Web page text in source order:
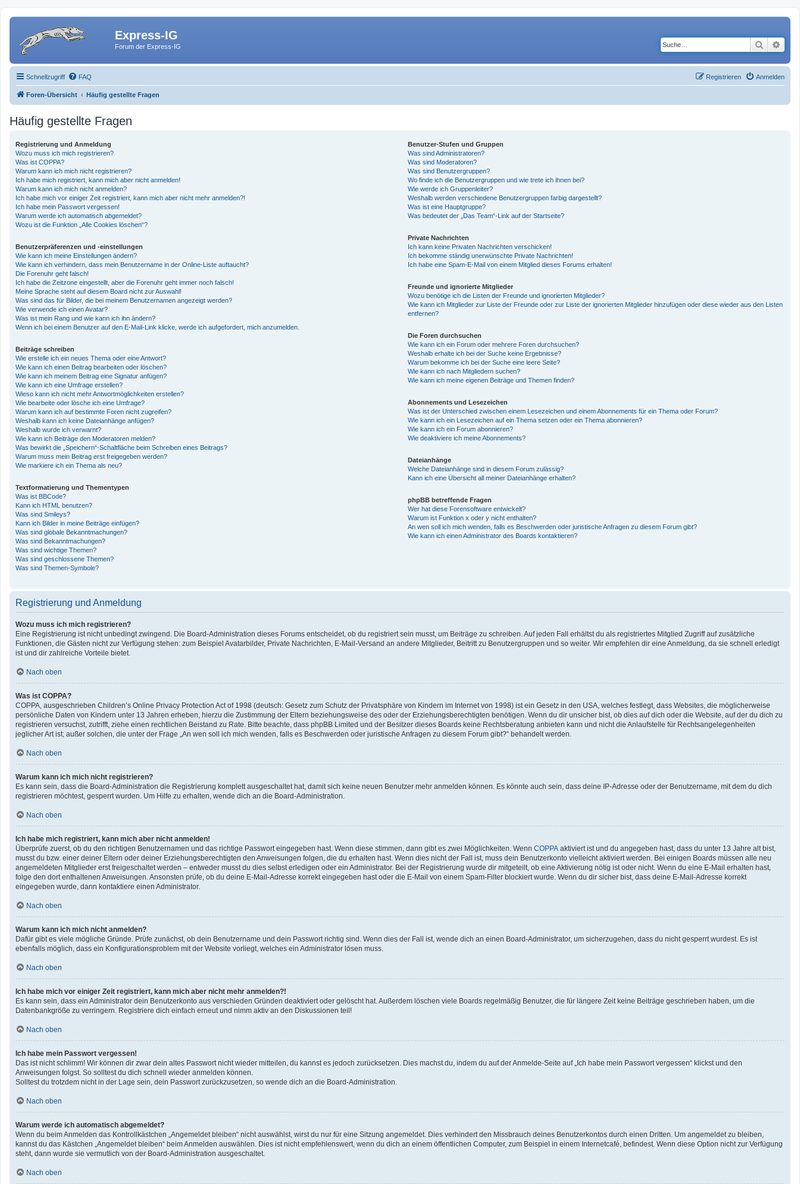
Express-IG
Forum der Express-IG Suche
Schnellzugriff FAQ Anmelden
Registrieren
Foren-Übersicht Häufig gestellte Fragen
Häufig gestellte Fragen
Registrierung und Anmeldung
Wozu muss ich mich registrieren?
Was ist COPPA?
Warum kann ich mich nicht registrieren?
Ich habe mich registriert, kann mich aber nicht anmelden!
Warum kann ich mich nicht anmelden?
Ich habe mich vor einiger Zeit registriert, kann mich aber nicht mehr anmelden?!
Ich habe mein Passwort vergessen!
Warum werde ich automatisch abgemeldet?
Wozu ist die Funktion „Alle Cookies löschen“?
Benutzerpräferenzen und -einstellungen
Wie kann ich meine Einstellungen ändern?
Wie kann ich verhindern, dass mein Benutzername in der Online-Liste auftaucht?
Die Forenuhr geht falsch!
Ich habe die Zeitzone eingestellt, aber die Forenuhr geht immer noch falsch!
Meine Sprache steht auf diesem Board nicht zur Auswahl!
Was sind das für Bilder, die bei meinem Benutzernamen angezeigt werden?
Wie verwende ich einen Avatar?
Was ist mein Rang und wie kann ich ihn ändern?
Wenn ich bei einem Benutzer auf den E-Mail-Link klicke, werde ich aufgefordert, mich anzumelden.
Beiträge schreiben
Wie erstelle ich ein neues Thema oder eine Antwort?
Wie kann ich einen Beitrag bearbeiten oder löschen?
Wie kann ich meinem Beitrag eine Signatur anfügen?
Wie kann ich eine Umfrage erstellen?
Wieso kann ich nicht mehr Antwortmöglichkeiten erstellen?
Wie bearbeite oder lösche ich eine Umfrage?
Warum kann ich auf bestimmte Foren nicht zugreifen?
Weshalb kann ich keine Dateianhänge anfügen?
Weshalb wurde ich verwarnt?
Wie kann ich Beiträge den Moderatoren melden?
Was bewirkt die „Speichern“-Schaltfläche beim Schreiben eines Beitrags?
Warum muss mein Beitrag erst freigegeben werden?
Wie markiere ich ein Thema als neu?
Textformatierung und Thementypen
Was ist BBCode?
Kann ich HTML benutzen?
Was sind Smileys?
Kann ich Bilder in meine Beiträge einfügen?
Was sind globale Bekanntmachungen?
Was sind Bekanntmachungen?
Was sind wichtige Themen?
Was sind geschlossene Themen?
Was sind Themen-Symbole?
Benutzer-Stufen und Gruppen
Was sind Administratoren?
Was sind Moderatoren?
Was sind Benutzergruppen?
Wo finde ich die Benutzergruppen und wie trete ich ihnen bei?
Wie werde ich Gruppenleiter?
Weshalb werden verschiedene Benutzergruppen farbig dargestellt?
Was ist eine Hauptgruppe?
Was bedeutet der „Das Team“-Link auf der Startseite?
Private Nachrichten
Ich kann keine Privaten Nachrichten verschicken!
Ich bekomme ständig unerwünschte Private Nachrichten!
Ich habe eine Spam-E-Mail von einem Mitglied dieses Forums erhalten!
Freunde und ignorierte Mitglieder
Wozu benötige ich die Listen der Freunde und ignorierten Mitglieder?
Wie kann ich Mitglieder zur Liste der Freunde oder zur Liste der ignorierten Mitglieder hinzufügen oder diese wieder aus den Listen
entfernen?
Die Foren durchsuchen
Wie kann ich ein Forum oder mehrere Foren durchsuchen?
Weshalb erhalte ich bei der Suche keine Ergebnisse?
Warum bekomme ich bei der Suche eine leere Seite?
Wie kann ich nach Mitgliedern suchen?
Wie kann ich meine eigenen Beiträge und Themen finden?
Abonnements und Lesezeichen
Was ist der Unterschied zwischen einem Lesezeichen und einem Abonnements für ein Thema oder Forum?
Wie kann ich ein Lesezeichen auf ein Thema setzen oder ein Thema abonnieren?
Wie kann ich ein Forum abonnieren?
Wie deaktiviere ich meine Abonnements?
Dateianhänge
Welche Dateianhänge sind in diesem Forum zulässig?
Kann ich eine Übersicht all meiner Dateianhänge erhalten?
phpBB betreffende Fragen
Wer hat diese Forensoftware entwickelt?
Warum ist Funktion x oder y nicht enthalten?
An wen soll ich mich wenden, falls es Beschwerden oder juristische Anfragen zu diesem Forum gibt?
Wie kann ich einen Administrator des Boards kontaktieren?
Registrierung und Anmeldung
Wozu muss ich mich registrieren?
Eine Registrierung ist nicht unbedingt zwingend. Die Board-Administration dieses Forums entscheidet, ob du registriert sein musst, um Beiträge zu schreiben. Auf jeden Fall erhältst du als registriertes Mitglied Zugriff auf zusätzliche
Funktionen, die Gästen nicht zur Verfügung stehen: zum Beispiel Avatarbilder, Private Nachrichten, E-Mail-Versand an andere Mitglieder, Beitritt zu Benutzergruppen und so weiter. Wir empfehlen dir eine Anmeldung, da sie schnell erledigt
ist und dir zahlreiche Vorteile bietet.
Nach oben
Was ist COPPA?
COPPA, ausgeschrieben Children’s Online Privacy Protection Act of 1998 (deutsch: Gesetz zum Schutz der Privatsphäre von Kindern im Internet von 1998) ist ein Gesetz in den USA, welches festlegt, dass Websites, die möglicherweise
persönliche Daten von Kindern unter 13 Jahren erheben, hierzu die Zustimmung der Eltern beziehungsweise des oder der Erziehungsberechtigten benötigen. Wenn du dir unsicher bist, ob dies auf dich oder die Website, auf der du dich zu
registrieren versuchst, zutrifft, ziehe einen rechtlichen Beistand zu Rate. Bitte beachte, dass phpBB Limited und der Besitzer dieses Boards keine Rechtsberatung anbieten kann und nicht die Anlaufstelle für Rechtsangelegenheiten
jeglicher Art ist; außer solchen, die unter der Frage „An wen soll ich mich wenden, falls es Beschwerden oder juristische Anfragen zu diesem Forum gibt?“ behandelt werden.
Nach oben
Warum kann ich mich nicht registrieren?
Es kann sein, dass die Board-Administration die Registrierung komplett ausgeschaltet hat, damit sich keine neuen Benutzer mehr anmelden können. Es könnte auch sein, dass deine IP-Adresse oder der Benutzername, mit dem du dich
registrieren möchtest, gesperrt wurden. Um Hilfe zu erhalten, wende dich an die Board-Administration.
Nach oben
Ich habe mich registriert, kann mich aber nicht anmelden!
Überprüfe zuerst, ob du den richtigen Benutzernamen und das richtige Passwort eingegeben hast. Wenn diese stimmen, dann gibt es zwei Möglichkeiten. Wenn COPPA aktiviert ist und du angegeben hast, dass du unter 13 Jahre alt bist,
musst du bzw. einer deiner Eltern oder deiner Erziehungsberechtigten den Anweisungen folgen, die du erhalten hast. Wenn dies nicht der Fall ist, muss dein Benutzerkonto vielleicht aktiviert werden. Bei einigen Boards müssen alle neu
angemeldeten Mitglieder erst freigeschaltet werden – entweder musst du dies selbst erledigen oder ein Administrator. Bei der Registrierung wurde dir mitgeteilt, ob eine Aktivierung nötig ist oder nicht. Wenn du eine E-Mail erhalten hast,
folge den dort enthaltenen Anweisungen. Ansonsten prüfe, ob du deine E-Mail-Adresse korrekt eingegeben hast oder die E-Mail von einem Spam-Filter blockiert wurde. Wenn du dir sicher bist, dass deine E-Mail-Adresse korrekt
eingegeben wurde, dann kontaktiere einen Administrator.
Nach oben
Warum kann ich mich nicht anmelden?
Dafür gibt es viele mögliche Gründe. Prüfe zunächst, ob dein Benutzername und dein Passwort richtig sind. Wenn dies der Fall ist, wende dich an einen Board-Administrator, um sicherzugehen, dass du nicht gesperrt wurdest. Es ist
ebenfalls möglich, dass ein Konfigurationsproblem mit der Website vorliegt, welches ein Administrator lösen muss.
Nach oben
Ich habe mich vor einiger Zeit registriert, kann mich aber nicht mehr anmelden?!
Es kann sein, dass ein Administrator dein Benutzerkonto aus verschieden Gründen deaktiviert oder gelöscht hat. Außerdem löschen viele Boards regelmäßig Benutzer, die für längere Zeit keine Beiträge geschrieben haben, um die
Datenbankgröße zu verringern. Registriere dich einfach erneut und nimm aktiv an den Diskussionen teil!
Nach oben
Ich habe mein Passwort vergessen!
Das ist nicht schlimm! Wir können dir zwar dein altes Passwort nicht wieder mitteilen, du kannst es jedoch zurücksetzen. Dies machst du, indem du auf der Anmelde-Seite auf „Ich habe mein Passwort vergessen“ klickst und den
Anweisungen folgst. So solltest du dich schnell wieder anmelden können.
Solltest du trotzdem nicht in der Lage sein, dein Passwort zurückzusetzen, so wende dich an die Board-Administration.
Nach oben
Warum werde ich automatisch abgemeldet?
Wenn du beim Anmelden das Kontrollkästchen „Angemeldet bleiben“ nicht auswählst, wirst du nur für eine Sitzung angemeldet. Dies verhindert den Missbrauch deines Benutzerkontos durch einen Dritten. Um angemeldet zu bleiben,
kannst du das Kästchen „Angemeldet bleiben“ beim Anmelden auswählen. Dies ist nicht empfehlenswert, wenn du dich an einem öffentlichen Computer, zum Beispiel in einem Internetcafé, befindest. Wenn diese Option nicht zur Verfügung
steht, dann wurde sie vermutlich von der Board-Administration ausgeschaltet.
Nach oben